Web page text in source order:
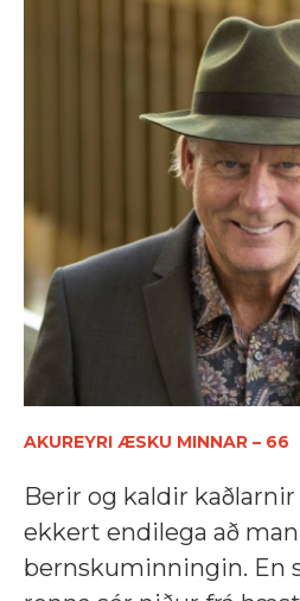
AKUREYRI ÆSKU MINNAR – 66
Berir og kaldir
ekkert endilega að
bernskuminningin. En